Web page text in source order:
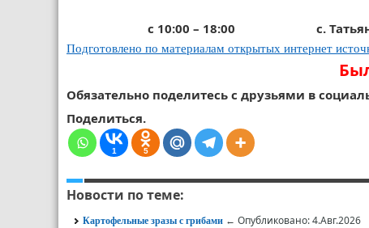
с 10:00 – 18:00
с.
Подготовлено по материалам открытых интернет
Обязательно поделитесь с друзьями в
Поделиться.
1 5
Новости по теме:
Картофельные зразы с грибами ← Опубликовано: 4.Авг.2026